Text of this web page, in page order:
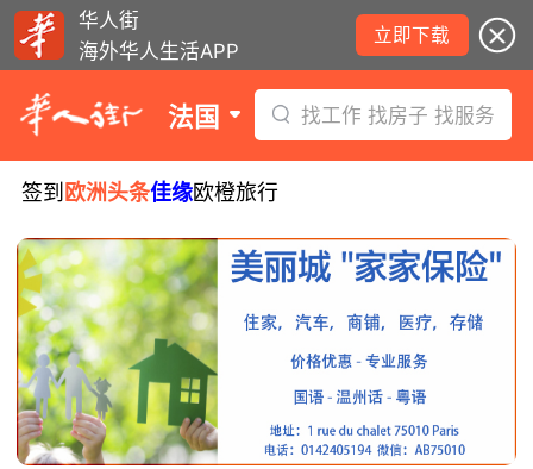
华人街
海外华人生活APP
立即下载
法国 找工作 找房子 找服务
签到 欧洲头条佳缘欧橙旅行